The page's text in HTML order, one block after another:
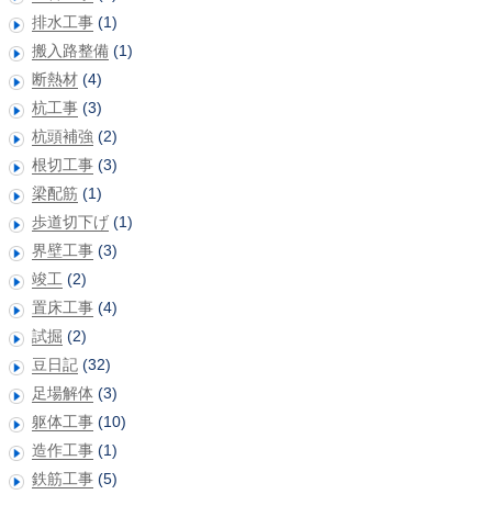
排水工事 (1)
搬入路整備 (1)
断熱材 (4)
杭工事 (3)
杭頭補強 (2)
根切工事 (3)
梁配筋 (1)
歩道切下げ (1)
界壁工事 (3)
竣工 (2)
置床工事 (4)
試掘 (2)
豆日記 (32)
足場解体 (3)
躯体工事 (10)
造作工事 (1)
鉄筋工事 (5)